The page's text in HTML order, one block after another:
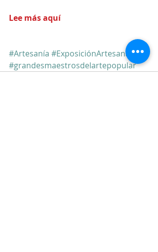
Lee más aquí
#Artesanía #ExposiciónArtesanal
#grandesmaestrosdelartepopular